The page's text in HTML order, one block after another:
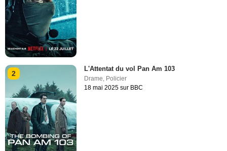
2
L'Attentat du vol Pan Am 103
Drame, Policier
18 mai 2025 sur BBC